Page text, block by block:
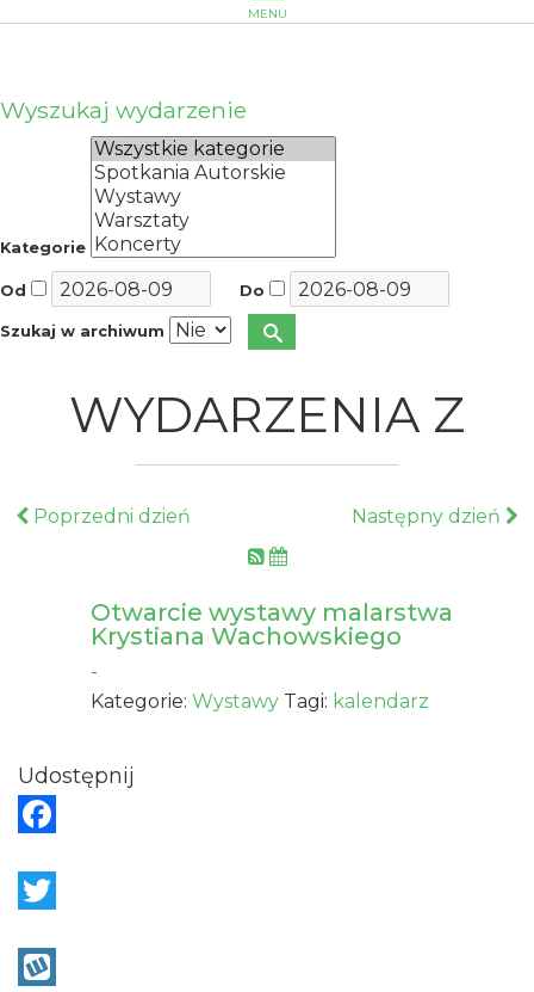
MENU
Wyszukaj wydarzenie
Kategorie
Od Do
Szukaj w archiwum
WYDARZENIA Z
Poprzedni dzień Następny dzień
Otwarcie wystawy malarstwa
Krystiana Wachowskiego
-
Kategorie:Wystawy Tagi: kalendarz
Udostępnij
a
e
w